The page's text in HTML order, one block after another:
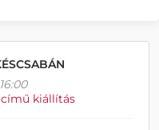
kiállítás